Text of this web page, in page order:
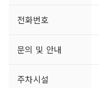
전화번호
문의 및 안내
주차시설